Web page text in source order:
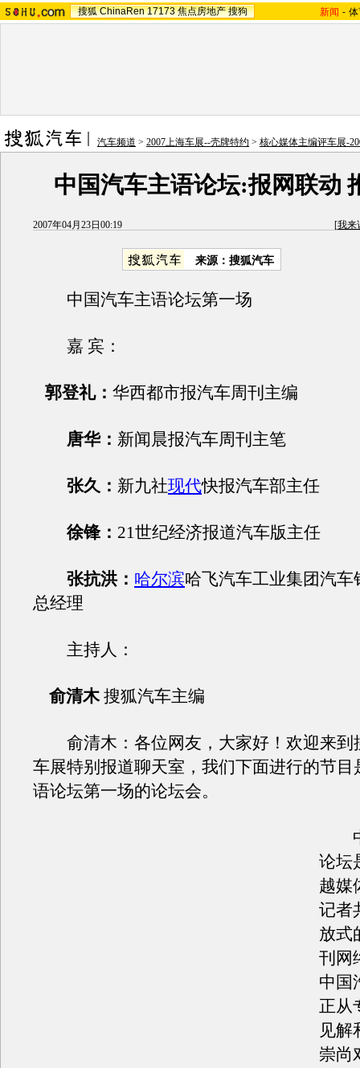
搜狐 ChinaRen 17173 焦点房地产 搜狗 新闻 -
汽车频道 > 2007上海车展--壳牌特约 > 核心媒体主编评车展-
中国汽车主语论坛:报网联动
2007年04月23日00:19 [我来
来源：搜狐汽车
中国汽车主语论坛第一场
嘉 宾：
郭登礼： 华西都市报汽车周刊主编
唐华： 新闻晨报汽车周刊主笔
张久： 新九社现代快报汽车部主任
徐锋： 21世纪经济报道汽车版主任
张抗洪： 哈尔滨哈飞汽车工业集团汽车
总经理
主持人：
俞清木搜狐汽车主编
俞清木：各位网友，大家好！欢迎来到
车展特别报道聊天室，我们下面进行的节目
语论坛第一场的论坛会。
中
论坛
越媒
记者
放式
刊网
中国
正从
见解
崇尚